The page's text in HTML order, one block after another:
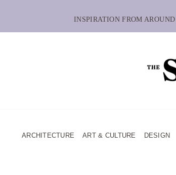
INSPIRATION FROM
ARCHITECTURE ART & CULTURE DESIGN